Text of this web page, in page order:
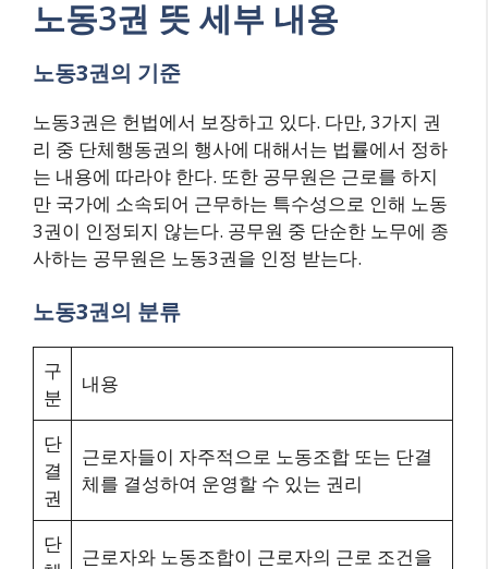
노동3권 뜻 세부 내용
노동3권의 기준
노동3권은 헌법에서 보장하고 있다. 다만, 3가지 권
리 중 단체행동권의 행사에 대해서는 법률에서 정하
는 내용에 따라야 한다. 또한 공무원은 근로를 하지
만 국가에 소속되어 근무하는 특수성으로 인해 노동
3권이 인정되지 않는다. 공무원 중 단순한 노무에 종
사하는 공무원은 노동3권을 인정 받는다.
노동3권의 분류
구
분
내용
단
결
권
근로자들이 자주적으로 노동조합 또는 단결
체를 결성하여 운영할 수 있는 권리
단
근로자와 노동조합이 근로자의 근로 조건을